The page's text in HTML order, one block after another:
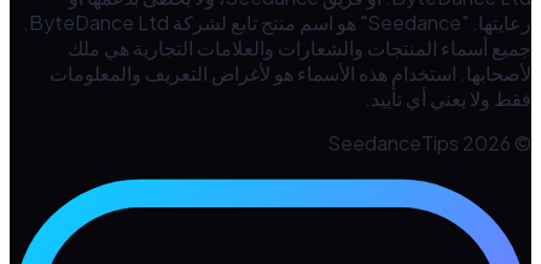
رعايتها. "Seedance" هو اسم منتج تابع لشركة ByteDance Ltd.
جميع أسماء المنتجات والشعارات والعلامات التجارية هي ملك
لأصحابها. استخدام هذه الأسماء هو لأغراض التعريف والمعلومات
فقط ولا يعني أي تأييد.
© 2026 SeedanceTips